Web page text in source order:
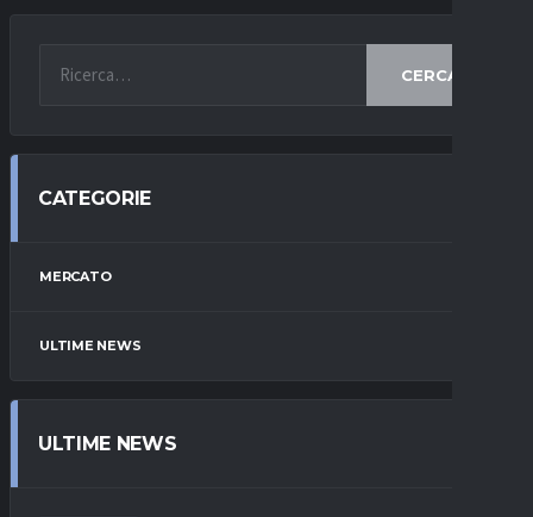
CERCA
CATEGORIE
MERCATO
ULTIME NEWS
ULTIME NEWS